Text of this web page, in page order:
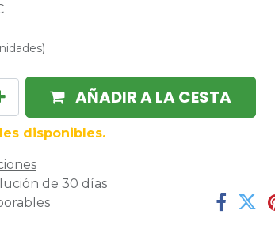
)
AÑADIR A LA CESTA
disponibles.
de 30 días